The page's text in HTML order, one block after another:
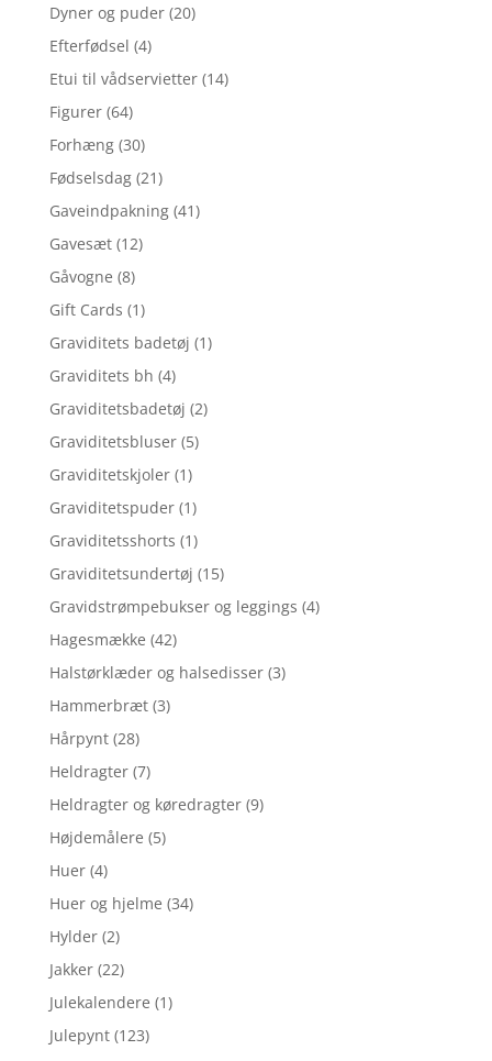
Dyner og puder (20)
Efterfødsel (4)
Etui til vådservietter (14)
Figurer (64)
Forhæng (30)
Fødselsdag (21)
Gaveindpakning (41)
Gavesæt (12)
Gåvogne (8)
Gift Cards (1)
Graviditets badetøj (1)
Graviditets bh (4)
Graviditetsbadetøj (2)
Graviditetsbluser (5)
Graviditetskjoler (1)
Graviditetspuder (1)
Graviditetsshorts (1)
Graviditetsundertøj (15)
Gravidstrømpebukser og leggings (4)
Hagesmække (42)
Halstørklæder og halsedisser (3)
Hammerbræt (3)
Hårpynt (28)
Heldragter (7)
Heldragter og køredragter (9)
Højdemålere (5)
Huer (4)
Huer og hjelme (34)
Hylder (2)
Jakker (22)
Julekalendere (1)
Julepynt (123)